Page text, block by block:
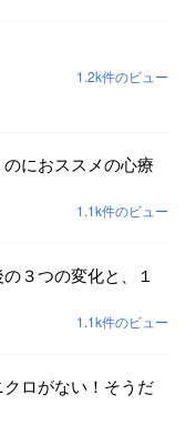
1.2k件のビュー
におススメの心療
1.1k件のビュー
３つの変化と、１
1.1k件のビュー
ロがない！そうだ